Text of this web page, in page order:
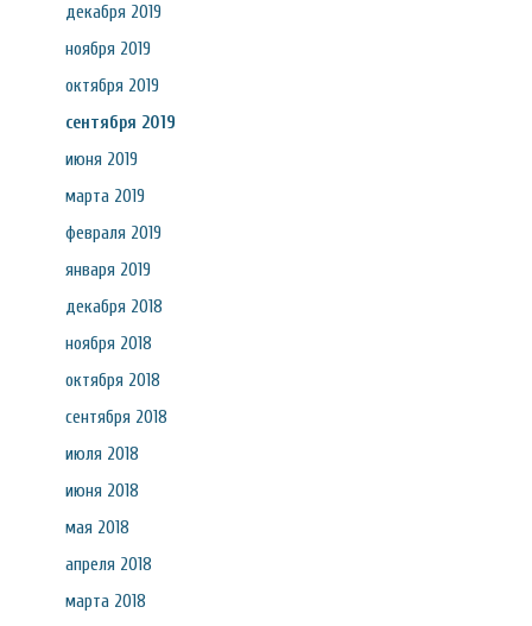
декабря 2019
ноября 2019
октября 2019
сентября 2019
июня 2019
марта 2019
февраля 2019
января 2019
декабря 2018
ноября 2018
октября 2018
сентября 2018
июля 2018
июня 2018
мая 2018
апреля 2018
марта 2018